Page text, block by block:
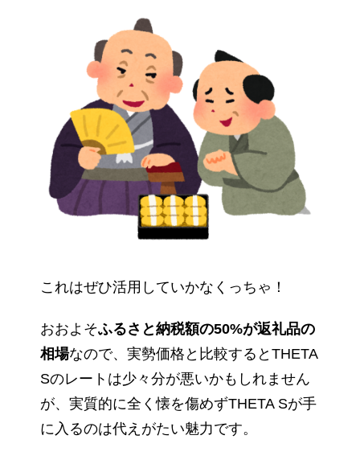
これはぜひ活用していかなくっちゃ！
おおよそふるさと納税額の50%が返礼品の
相場なので、実勢価格と比較するとTHETA
Sのレートは少々分が悪いかもしれません
が、実質的に全く懐を傷めずTHETA Sが手
に入るのは代えがたい魅力です。